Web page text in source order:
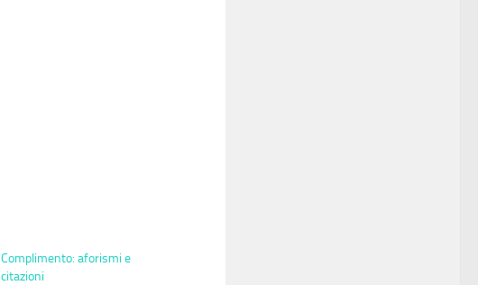
Complimento: aforismi e
citazioni